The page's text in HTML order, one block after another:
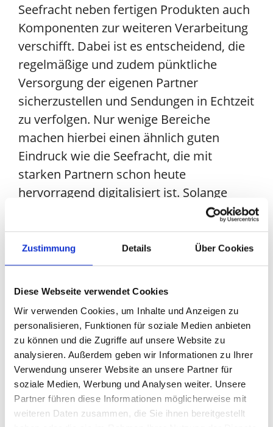
Zustimmung Details Über Cookies
Diese Webseite verwendet Cookies
Wir verwenden Cookies, um Inhalte und Anzeigen zu
personalisieren, Funktionen für soziale Medien anbieten
zu können und die Zugriffe auf unsere Website zu
analysieren. Außerdem geben wir Informationen zu Ihrer
Verwendung unserer Website an unsere Partner für
soziale Medien, Werbung und Analysen weiter. Unsere
Partner führen diese Informationen möglicherweise mit
weiteren Daten zusammen, die Sie ihnen bereitgestellt
Seefracht neben fertigen Produkten auch
Komponenten zur weiteren Verarbeitung
verschifft. Dabei ist es entscheidend, die
regelmäßige und zudem pünktliche
Versorgung der eigenen Partner
sicherzustellen und Sendungen in Echtzeit
zu verfolgen. Nur wenige Bereiche
machen hierbei einen ähnlich guten
Eindruck wie die Seefracht, die mit
starken Partnern schon heute
hervorragend digitalisiert ist. Solange
Anmeldung vorab erfolgt sind, steht einer
umfassenden Projektlogistik mit
Containerschiffenfür die Seefracht
garantiert nichts mehr im Weg.
Internationale Routen und logistische
Transporte
Wenn es um reibungslose Prozesse für
die eigenen Warenströme geht, wird die
Seefracht auch für große Distanzen zur
besten Wahl. Große Containerschiffe